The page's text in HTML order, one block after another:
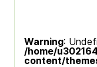
Warning:
/home/
content/